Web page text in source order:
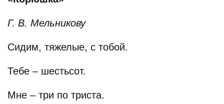
Г. В. Мельникову
Сидим, тяжелые, с тобой.
Тебе – шестьсот.
Мне – три по триста.